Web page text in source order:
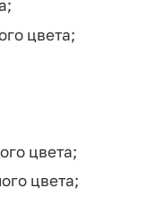
цвета;
цвета;
цвета;